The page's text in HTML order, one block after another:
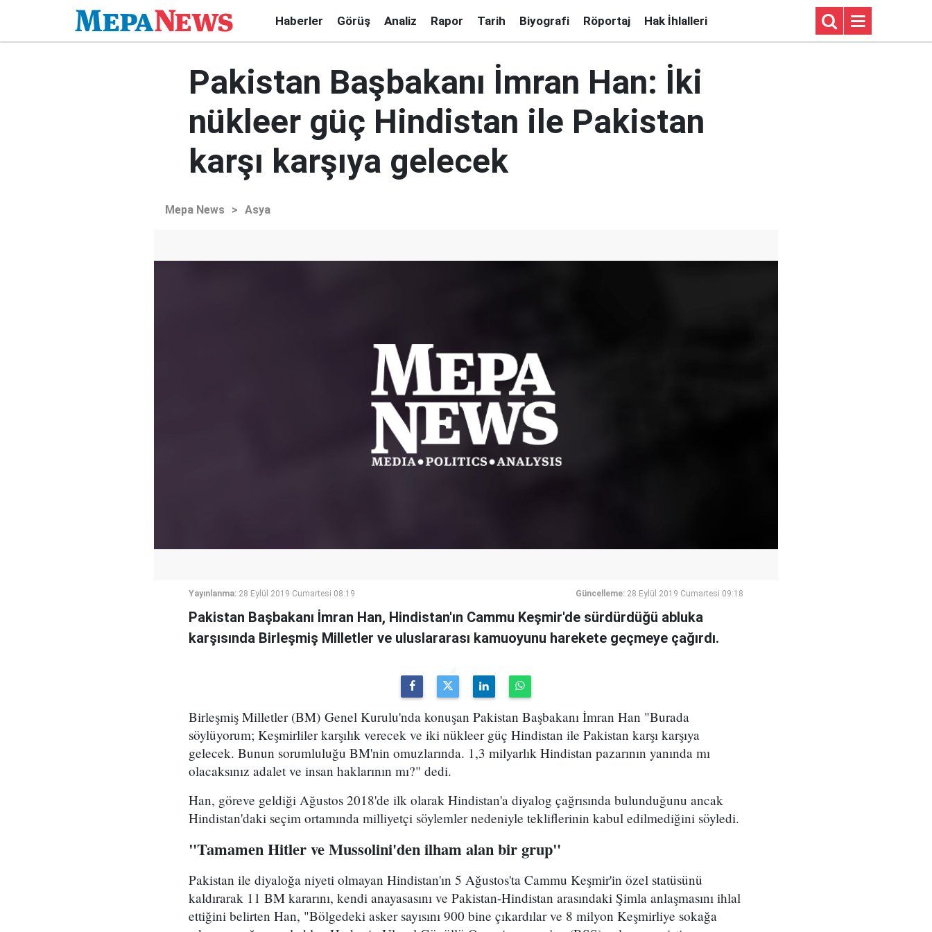
Haberler Görüş Analiz Rapor Tarih Biyografi Röportaj Hak İhlalleri
Pakistan Başbakanı İmran Han: İki
nükleer güç Hindistan ile Pakistan
karşı karşıya gelecek
Mepa News > Asya
Yayınlanma: 28 Eylül 2019 Cumartesi 08:19 Güncelleme: 28 Eylül 2019 Cumartesi 09:18
Pakistan Başbakanı İmran Han, Hindistan'ın Cammu Keşmir'de sürdürdüğü abluka
karşısında Birleşmiş Milletler ve uluslararası kamuoyunu harekete geçmeye çağırdı.
Birleşmiş Milletler (BM) Genel Kurulu'nda konuşan Pakistan Başbakanı İmran Han "Burada
söylüyorum; Keşmirliler karşılık verecek ve iki nükleer güç Hindistan ile Pakistan karşı karşıya
gelecek. Bunun sorumluluğu BM'nin omuzlarında. 1,3 milyarlık Hindistan pazarının yanında mı
olacaksınız adalet ve insan haklarının mı?" dedi.
Han, göreve geldiği Ağustos 2018'de ilk olarak Hindistan'a diyalog çağrısında bulunduğunu ancak
Hindistan'daki seçim ortamında milliyetçi söylemler nedeniyle tekliflerinin kabul edilmediğini söyledi.
"Tamamen Hitler ve Mussolini'den ilham alan bir grup"
Pakistan ile diyaloğa niyeti olmayan Hindistan'ın 5 Ağustos'ta Cammu Keşmir'in özel statüsünü
kaldırarak 11 BM kararını, kendi anayasasını ve Pakistan-Hindistan arasındaki Şimla anlaşmasını ihlal
ettiğini belirten Han, "Bölgedeki asker sayısını 900 bine çıkardılar ve 8 milyon Keşmirliye sokağa